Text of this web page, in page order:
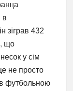
в
зіграв 432
що
у сім
не просто
футбольною